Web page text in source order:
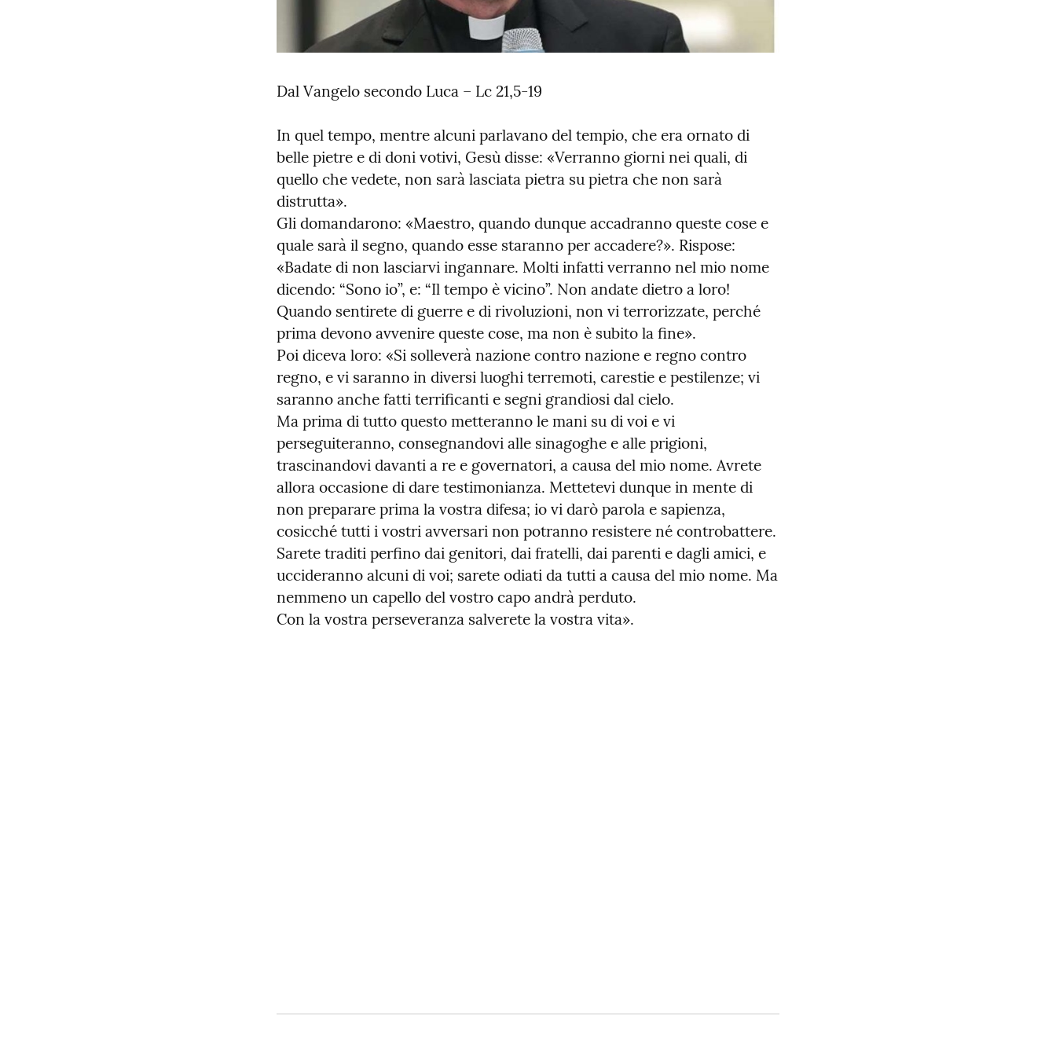
Dal Vangelo secondo Luca – Lc 21,5-19
In quel tempo, mentre alcuni parlavano del tempio, che era ornato di
belle pietre e di doni votivi, Gesù disse: «Verranno giorni nei quali, di
quello che vedete, non sarà lasciata pietra su pietra che non sarà
distrutta».
Gli domandarono: «Maestro, quando dunque accadranno queste cose e
quale sarà il segno, quando esse staranno per accadere?». Rispose:
«Badate di non lasciarvi ingannare. Molti infatti verranno nel mio nome
dicendo: “Sono io”, e: “Il tempo è vicino”. Non andate dietro a loro!
Quando sentirete di guerre e di rivoluzioni, non vi terrorizzate, perché
prima devono avvenire queste cose, ma non è subito la fine».
Poi diceva loro: «Si solleverà nazione contro nazione e regno contro
regno, e vi saranno in diversi luoghi terremoti, carestie e pestilenze; vi
saranno anche fatti terrificanti e segni grandiosi dal cielo.
Ma prima di tutto questo metteranno le mani su di voi e vi
perseguiteranno, consegnandovi alle sinagoghe e alle prigioni,
trascinandovi davanti a re e governatori, a causa del mio nome. Avrete
allora occasione di dare testimonianza. Mettetevi dunque in mente di
non preparare prima la vostra difesa; io vi darò parola e sapienza,
cosicché tutti i vostri avversari non potranno resistere né controbattere.
Sarete traditi perfino dai genitori, dai fratelli, dai parenti e dagli amici, e
uccideranno alcuni di voi; sarete odiati da tutti a causa del mio nome. Ma
nemmeno un capello del vostro capo andrà perduto.
Con la vostra perseveranza salverete la vostra vita».